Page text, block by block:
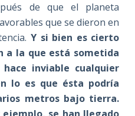
de que el planeta
que se dieron en
Y si bien es cierto
a la que está sometida
inviable cualquier
lo es que ésta podría
metros bajo tierra.